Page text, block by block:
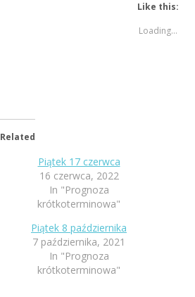
Like this:
Loading...
Related
Piątek 17 czerwca
16 czerwca, 2022
In "Prognoza
krótkoterminowa"
Piątek 8 października
7 października, 2021
In "Prognoza
krótkoterminowa"